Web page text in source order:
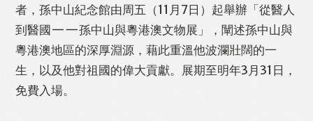
者，孫中山紀念館由周五（11月7日）起舉辦「從醫人
到醫國——孫中山與粵港澳文物展」，闡述孫中山與
粵港澳地區的深厚淵源，藉此重溫他波瀾壯闊的一
生，以及他對祖國的偉大貢獻。展期至明年3月31日，
免費入場。